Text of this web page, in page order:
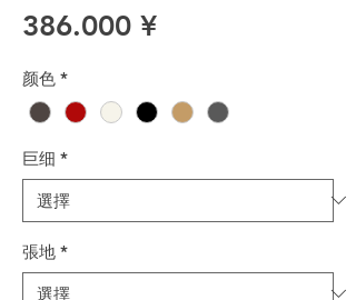
386.000 ¥價格
颜色 *
巨细 *
張地 *